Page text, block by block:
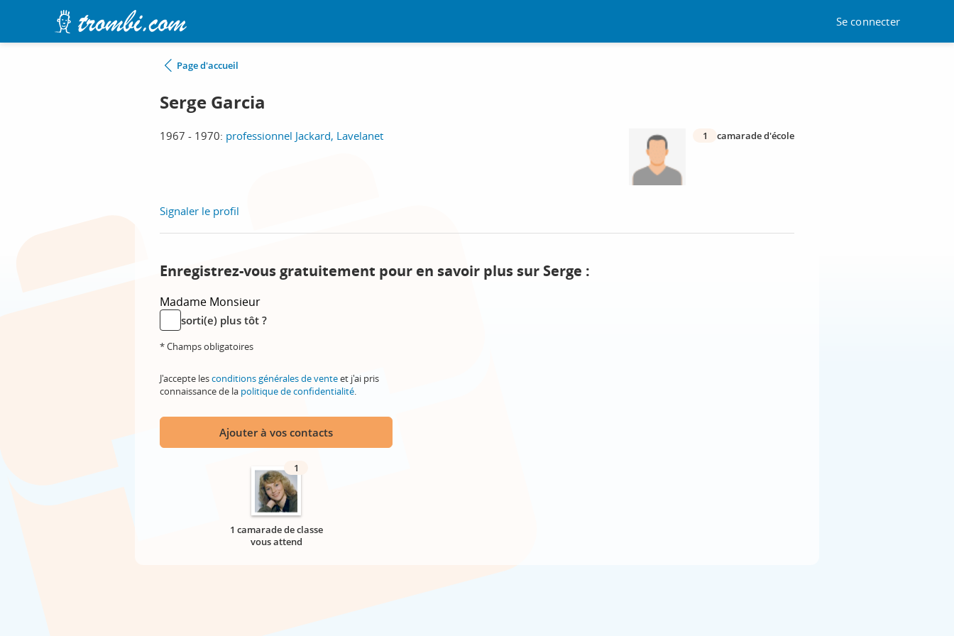
Se connecter
Page d'accueil
Serge Garcia
1967 - 1970: professionnel Jackard, Lavelanet 1 camarade d'école
Signaler le profil
Enregistrez-vous gratuitement pour en savoir plus sur Serge :
Madame Monsieur
sorti(e) plus tôt ?
* Champs obligatoires
J'accepte lesconditions générales de venteet j'ai pris
connaissance de la politique de confidentialité.
Ajouter à vos contacts
1
1 camarade de classe
vous attend